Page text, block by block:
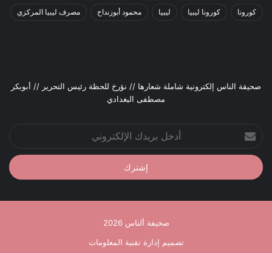
كورونا كورونا ليبيا ليبيا محمود أبوزنداح مصرف ليبيا المركزي
صحيقة الناس إلكترونية شاملة شعارها // نؤرخ للحظة رئيس التحرير // أبوبكر
مصطفى البغدادي
بريدك
الإلكتروني
صحيفة ألناس 2026
تصميم إدارة تقنية المعلومات